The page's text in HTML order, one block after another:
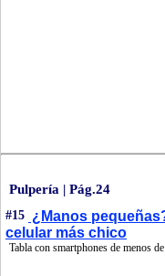
Pulpería | Pág.24
#15 ¿Manos
celular más chico
Tabla con smartphones de menos